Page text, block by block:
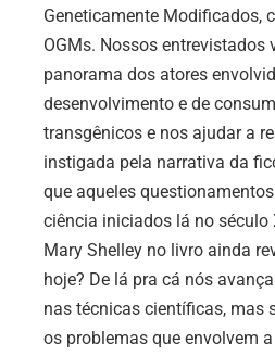
Geneticamente Modificados,
OGMs. Nossos entrevistados
panorama dos atores
desenvolvimento e de
transgênicos e nos ajudar a
instigada pela narrativa da
que aqueles
ciência iniciados lá no século
Mary Shelley no livro ainda
hoje? De lá pra cá nós
nas técnicas científicas, mas
os problemas que envolvem